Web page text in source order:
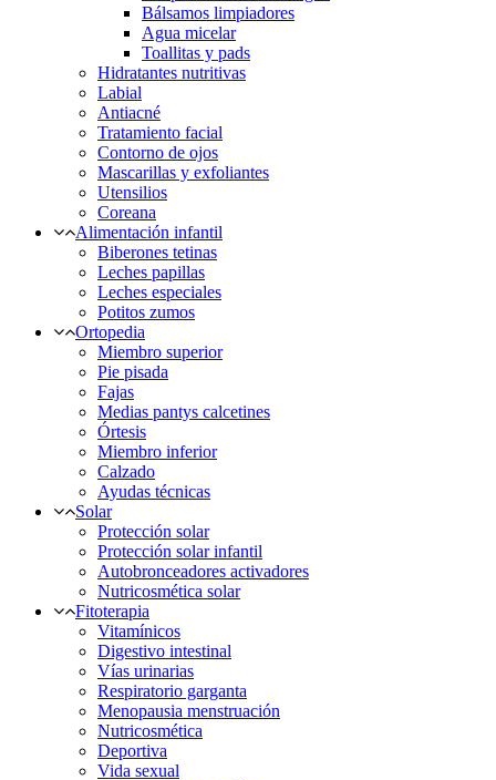
Bálsamos limpiadores
Agua micelar
Toallitas y pads
Hidratantes nutritivas
Labial
Antiacné
Tratamiento facial
Contorno de ojos
Mascarillas y exfoliantes
Utensilios
Coreana
Alimentación infantil
Biberones tetinas
Leches papillas
Leches especiales
Potitos zumos
Ortopedia
Miembro superior
Pie pisada
Fajas
Medias pantys calcetines
Órtesis
Miembro inferior
Calzado
Ayudas técnicas
Solar
Protección solar
Protección solar infantil
Autobronceadores activadores
Nutricosmética solar
Fitoterapia
Vitamínicos
Digestivo intestinal
Vías urinarias
Respiratorio garganta
Menopausia menstruación
Nutricosmética
Deportiva
Vida sexual